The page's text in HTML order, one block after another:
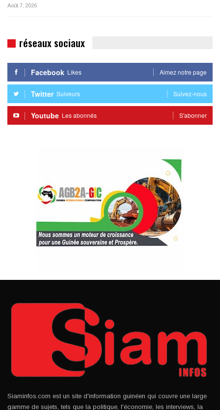
Août 7, 2026
réseaux sociaux
Facebook Likes Aimez notre page
Twitter Suiveurs Suivez-nous
Youtube Les abonnés S'abonner
Siaminfos.com est un site d'information guinéen qui couvre une large
gamme de sujets, tels que la politique, l'économie, les interviews, la